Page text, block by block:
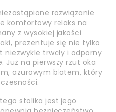
rozwiązanie
komfortowy relaks na
z wysokiej jakości
prezentuje się nie tylko
niezwykle trwały i odporny
Już na pierwszy rzut oka
ażurowym blatem, który
stolika jest jego